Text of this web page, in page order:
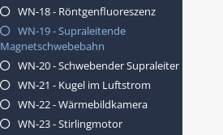
WN-18 - Röntgenfluoreszenz
WN-19 - Supraleitende
Magnetschwebebahn
WN-20 - Schwebender Supraleiter
WN-21 - Kugel im Luftstrom
WN-22 - Wärmebildkamera
WN-23 - Stirlingmotor